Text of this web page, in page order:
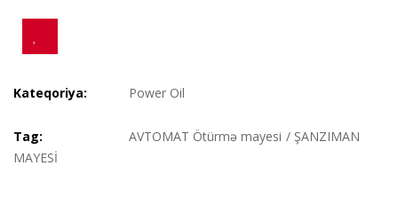
Kateqoriya: Power Oil
Tag: AVTOMAT Ötürmə mayesi / ŞANZIMAN
MAYESİ